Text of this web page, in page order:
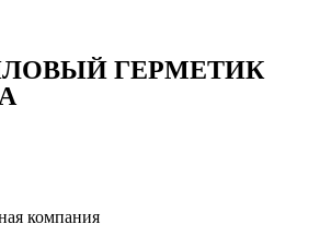
ГЕРМЕТИК
компания